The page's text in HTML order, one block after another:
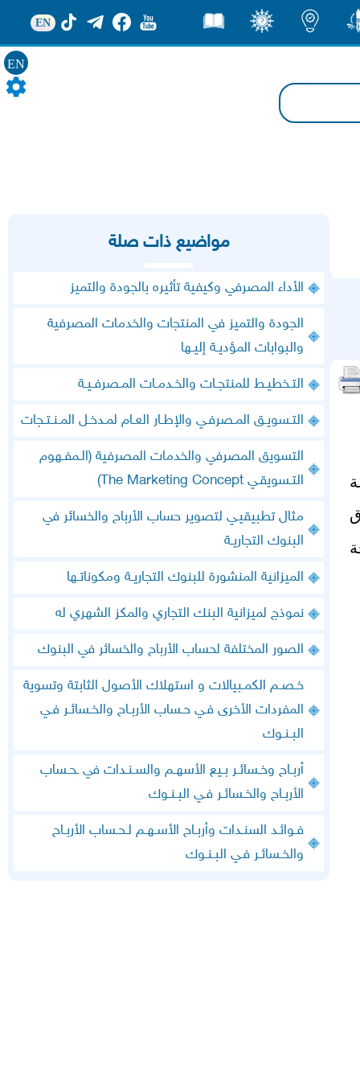
EN
EN
مواضيع ذات صلة
الأداء المصرفي وكيفية تأثيره بالجودة والتميز
الجودة والتميز في المنتجات والخدمات المصرفية
والبوابات المؤديـة إليـها
التـخطيـط للمنتجـات والخـدمـات المـصرفـيـة
التـسويـق المـصرفـي والإطـار العـام لمـدخـل المـنـتـجات
التسويق المصرفي والخدمات المصرفية (الـمفـهوم
التـسويقـي The Marketing Concept)
مثال تطبيقيـي لتصوير حساب الأرباح والخسائر في
البنوك التجاريـة
الميزانية المنشورة للبنوك التجاريـة ومكوناتـها
نموذج لميزانية البنك التجاري والمكز الشهري له
الصور المختلفة لحساب الأرباح والخسائر في البنوك
خـصـم الكمـبيالات و استهلاك الأصول الثابتة وتسوية
المفردات الأخرى فـي حـساب الأربـاح والخـسائـر فـي
البـنـوك
أربـاح وخـسائـر بـيع الأسهـم والسـنـدات في ـحـساب
الأربـاح والخـسائـر فـي البـنـوك
فـوائـد السنـدات وأربـاح الأسـهـم لـحـساب الأربـاح
والخـسائـر فـي البـنـوك